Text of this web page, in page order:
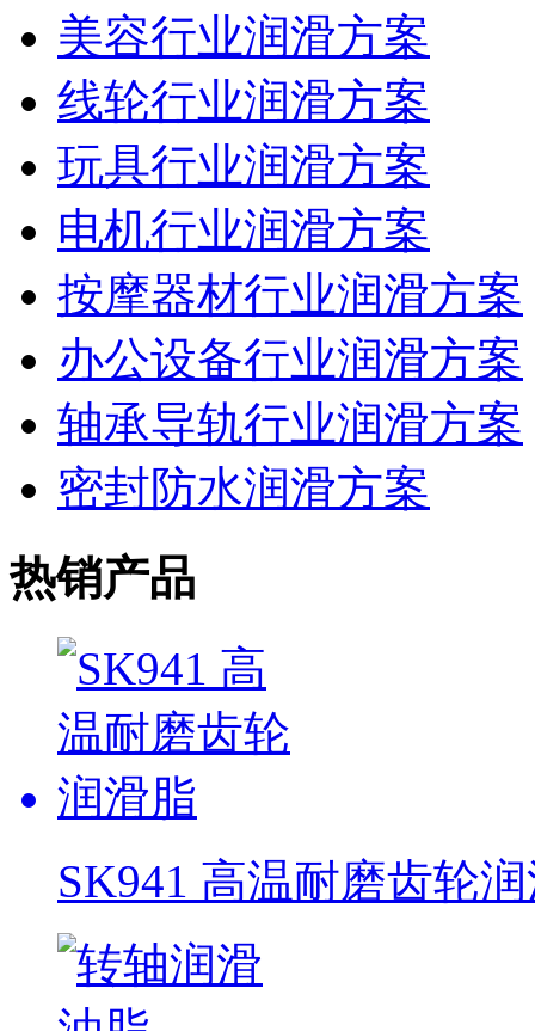
美容行业润滑方案
线轮行业润滑方案
玩具行业润滑方案
电机行业润滑方案
按摩器材行业润滑方案
办公设备行业润滑方案
轴承导轨行业润滑方案
密封防水润滑方案
热销产品
SK941 高温耐磨齿轮